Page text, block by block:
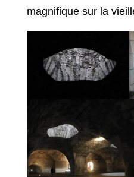
magnifique sur la